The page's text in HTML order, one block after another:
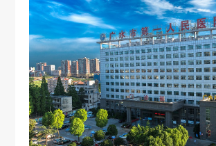
为患者服务。自2012年9月以来，该院通过取
消药品加成，药品全部实行零差价销售，减免
医疗费用，为患者让利400多万元，被中国医院
管理协会授予首批“全国百姓放心示范医院”。
今年春节，在连续五年除夕夜为患者免费送饺
子的基础上，院长张昕提出要让患者在医院过
一个和谐温暖的春节。腊月二十九下午，医院
领导特意来到不能回家过年的住院患者和急诊
住院治疗的患者床前，为他们致以新春的问